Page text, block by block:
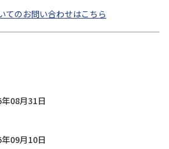
てのお問い合わせはこちら
08月31日
09月10日